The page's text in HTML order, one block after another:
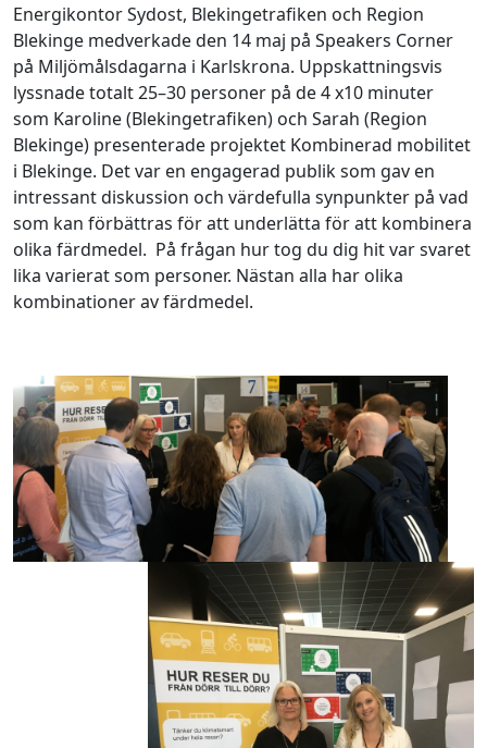
Energikontor Sydost, Blekingetrafiken och Region
Blekinge medverkade den 14 maj på Speakers Corner
på Miljömålsdagarna i Karlskrona. Uppskattningsvis
lyssnade totalt 25–30 personer på de 4 x10 minuter
som Karoline (Blekingetrafiken) och Sarah (Region
Blekinge) presenterade projektet Kombinerad mobilitet
i Blekinge. Det var en engagerad publik som gav en
intressant diskussion och värdefulla synpunkter på vad
som kan förbättras för att underlätta för att kombinera
olika färdmedel. På frågan hur tog du dig hit var svaret
lika varierat som personer. Nästan alla har olika
kombinationer av färdmedel.